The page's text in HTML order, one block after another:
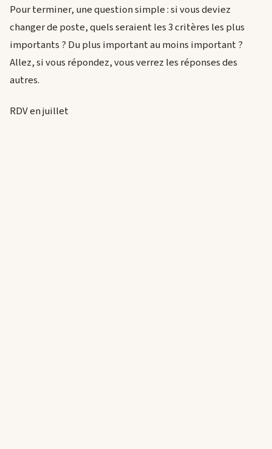
Pour terminer, une question simple : si vous deviez
changer de poste, quels seraient les 3 critères les plus
importants ? Du plus important au moins important ?
Allez, si vous répondez, vous verrez les réponses des
autres.
RDV en juillet